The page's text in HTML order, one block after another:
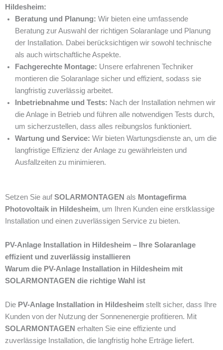
Hildesheim:
Beratung und Planung: Wir bieten eine umfassende
Beratung zur Auswahl der richtigen Solaranlage und Planung
der Installation. Dabei berücksichtigen wir sowohl technische
als auch wirtschaftliche Aspekte.
Fachgerechte Montage: Unsere erfahrenen Techniker
montieren die Solaranlage sicher und effizient, sodass sie
langfristig zuverlässig arbeitet.
Inbetriebnahme und Tests: Nach der Installation nehmen wir
die Anlage in Betrieb und führen alle notwendigen Tests durch,
um sicherzustellen, dass alles reibungslos funktioniert.
Wartung und Service: Wir bieten Wartungsdienste an, um die
langfristige Effizienz der Anlage zu gewährleisten und
Ausfallzeiten zu minimieren.
Setzen Sie auf SOLARMONTAGEN als Montagefirma
Photovoltaik in Hildesheim, um Ihren Kunden eine erstklassige
Installation und einen zuverlässigen Service zu bieten.
PV-Anlage Installation in Hildesheim – Ihre Solaranlage
effizient und zuverlässig installieren
Warum die PV-Anlage Installation in Hildesheim mit
SOLARMONTAGEN die richtige Wahl ist
Die PV-Anlage Installation in Hildesheim stellt sicher, dass Ihre
Kunden von der Nutzung der Sonnenenergie profitieren. Mit
SOLARMONTAGEN erhalten Sie eine effiziente und
zuverlässige Installation, die langfristig hohe Erträge liefert.